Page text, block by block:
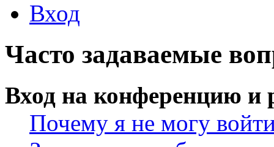
Вход
Часто задаваемые
Вход на конференцию и
Почему я не могу